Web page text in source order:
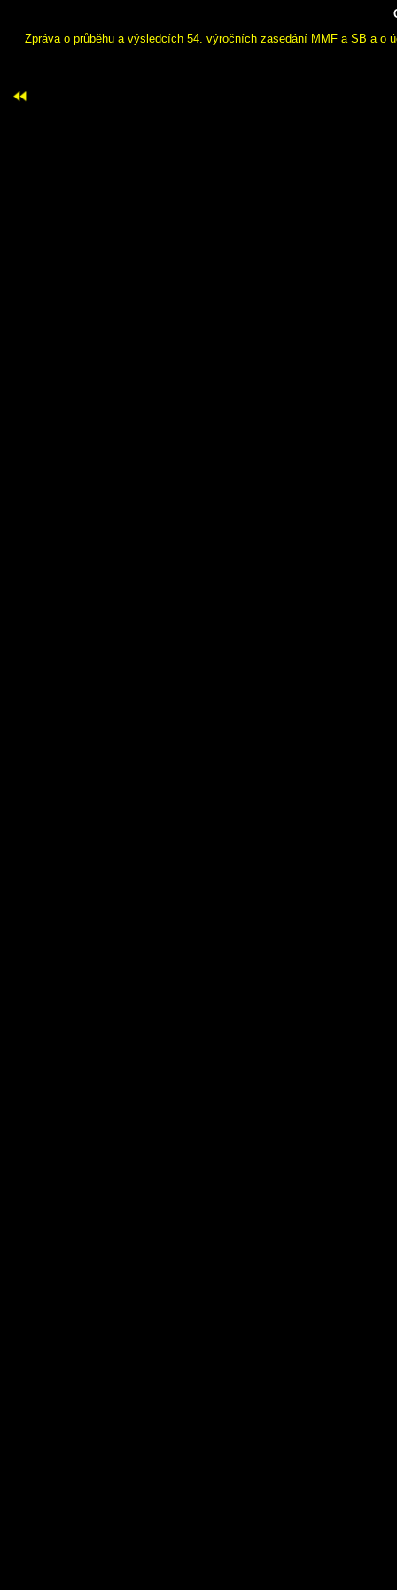
Zpráva o průběhu a výsledcích 54. výročních zasedání MMF a SB a o